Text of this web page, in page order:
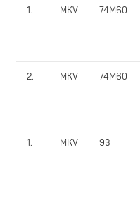
1. MKV 74M60
2. MKV 74M60
1. MKV 93